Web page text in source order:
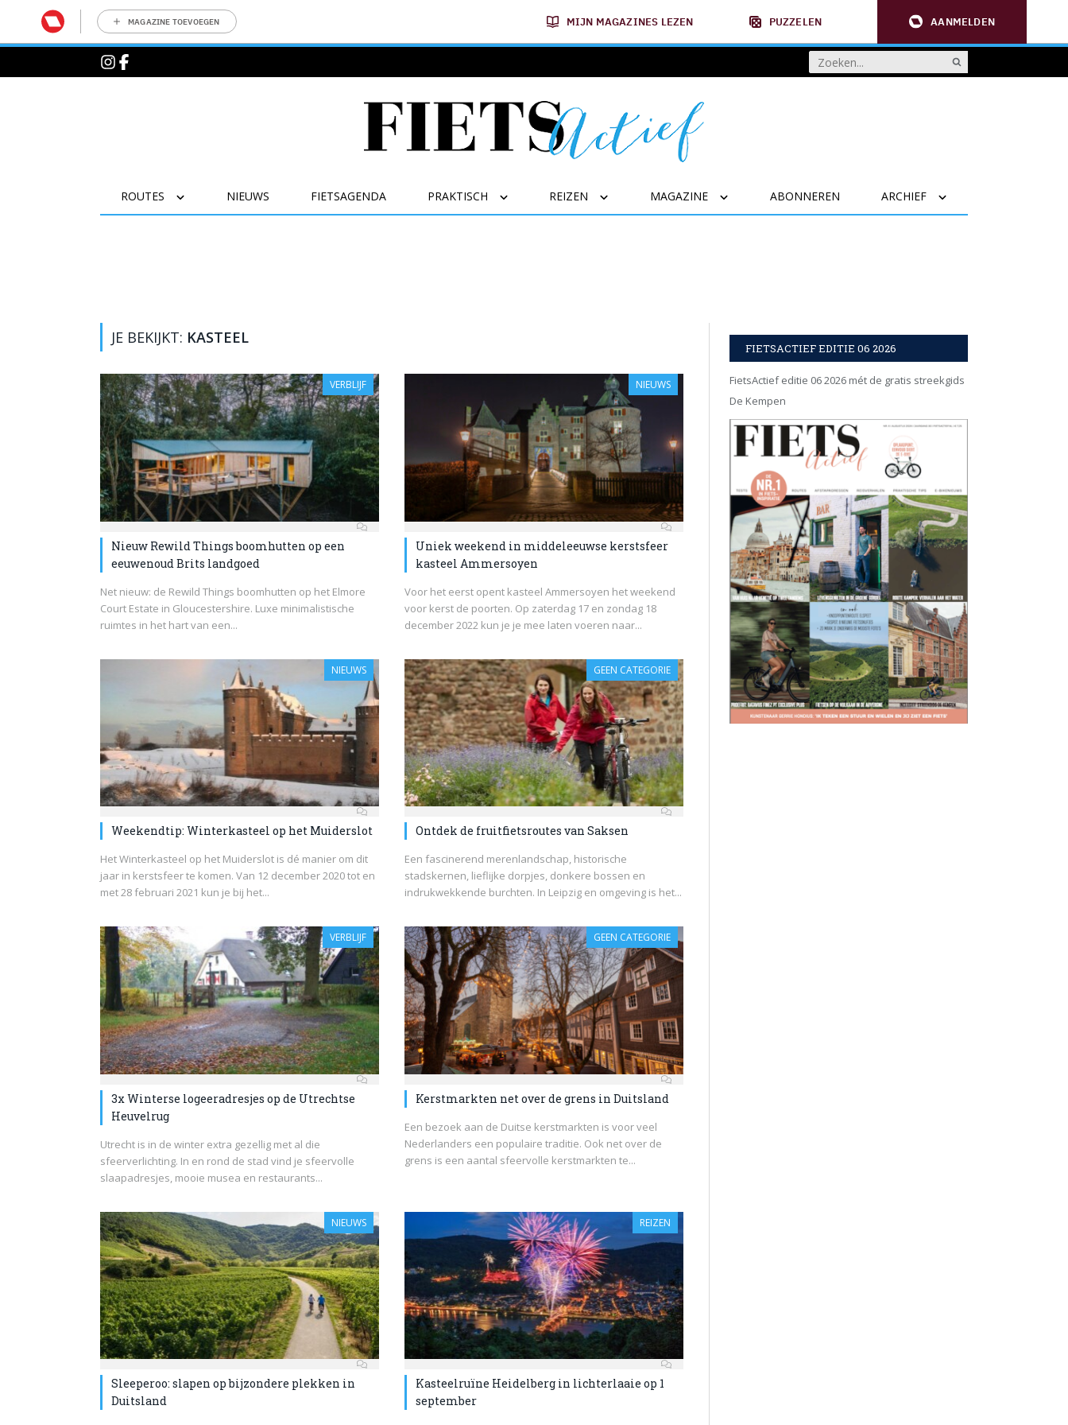
MAGAZINE TOEVOEGEN MIJN MAGAZINES LEZEN PUZZELEN AANMELDEN
ROUTES NIEUWS FIETSAGENDA PRAKTISCH REIZEN MAGAZINE ABONNEREN ARCHIEF
JE BEKIJKT: KASTEEL
VERBLIJF
Nieuw Rewild Things boomhutten op een
eeuwenoud Brits landgoed
Net nieuw: de Rewild Things boomhutten op het Elmore
Court Estate in Gloucestershire. Luxe minimalistische
ruimtes in het hart van een...
NIEUWS
Uniek weekend in middeleeuwse kerstsfeer
kasteel Ammersoyen
Voor het eerst opent kasteel Ammersoyen het weekend
voor kerst de poorten. Op zaterdag 17 en zondag 18
december 2022 kun je je mee laten voeren naar...
NIEUWS
Weekendtip: Winterkasteel op het Muiderslot
Het Winterkasteel op het Muiderslot is dé manier om dit
jaar in kerstsfeer te komen. Van 12 december 2020 tot en
met 28 februari 2021 kun je bij het...
GEEN CATEGORIE
Ontdek de fruitfietsroutes van Saksen
Een fascinerend merenlandschap, historische
stadskernen, lieflijke dorpjes, donkere bossen en
indrukwekkende burchten. In Leipzig en omgeving is het...
VERBLIJF
3x Winterse logeeradresjes op de Utrechtse
Heuvelrug
Utrecht is in de winter extra gezellig met al die
sfeerverlichting. In en rond de stad vind je sfeervolle
slaapadresjes, mooie musea en restaurants...
GEEN CATEGORIE
Kerstmarkten net over de grens in Duitsland
Een bezoek aan de Duitse kerstmarkten is voor veel
Nederlanders een populaire traditie. Ook net over de
grens is een aantal sfeervolle kerstmarkten te...
NIEUWS
Sleeperoo: slapen op bijzondere plekken in
Duitsland
REIZEN
Kasteelruïne Heidelberg in lichterlaaie op 1
september
FIETSACTIEF EDITIE 06 2026
FietsActief editie 06 2026 mét de gratis streekgids
De Kempen